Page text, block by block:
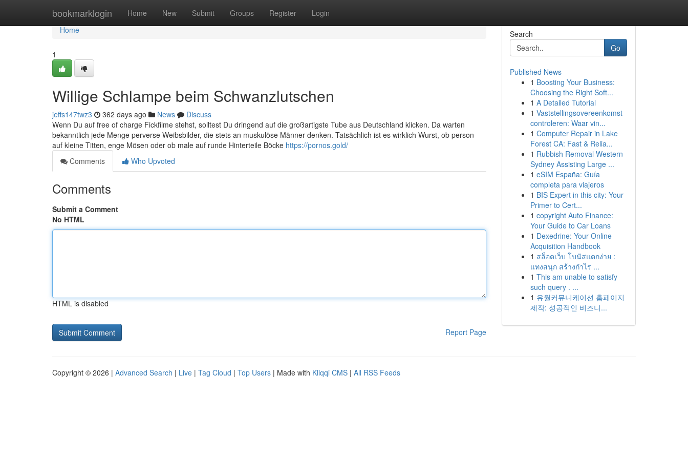
bookmarklogin Home New Submit Groups Register Login
Home
Home
1
Willige Schlampe beim Schwanzlutschen
jeffs147twz3 362 days ago News
Discuss
Wenn Du auf free of charge Fickfilme stehst, solltest Du dringend auf die großartigste Tube aus Deutschland klicken. Da warten
bekanntlich jede Menge perverse Weibsbilder, die stets an muskulöse Männer denken. Tatsächlich ist es wirklich Wurst, ob person
auf kleine Titten, enge Mösen oder ob male auf runde Hinterteile Böcke https://pornos.gold/
Comments
Who Upvoted
Comments
Submit a Comment
No HTML
HTML is disabled
Report Page
Search
Go
Published News
1 Boosting Your Business:
Choosing the Right Soft...
1 A Detailed Tutorial
1 Vaststellingsovereenkomst
controleren: Waar vin...
1 Computer Repair in Lake
Forest CA: Fast & Relia...
1 Rubbish Removal Western
Sydney Assisting Large ...
1 eSIM España: Guía
completa para viajeros
1 BIS Expert in this city: Your
Primer to Cert...
1 copyright Auto Finance:
Your Guide to Car Loans
1 Dexedrine: Your Online
Acquisition Handbook
1 สล็อตเว็บ โบนัสแตกง่าย :
แทงสนุก สร้างกำไร ...
1 This am unable to satisfy
such query . ...
1 유월커뮤니케이션 홈페이지
제작: 성공적인 비즈니...
Copyright © 2026 | Advanced Search | Live | Tag Cloud | Top Users | Made with Kliqqi CMS | All RSS Feeds